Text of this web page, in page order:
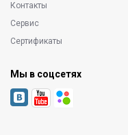
Контакты
Сервис
Сертификаты
Мы в соцсетях